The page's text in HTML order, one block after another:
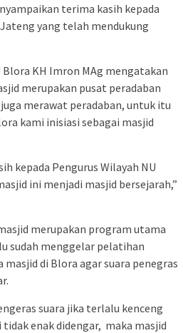
terima kasih kepada
yang telah mendukung
Blora KH Imron MAg mengatakan
merupakan pusat peradaban
merawat peradaban, untuk itu
kami inisiasi sebagai masjid
kepada Pengurus Wilayah NU
ini menjadi masjid bersejarah,”
merupakan program utama
sudah menggelar pelatihan
masjid di Blora agar suara penegras
suara jika terlalu kenceng
enak didengar, maka masjid